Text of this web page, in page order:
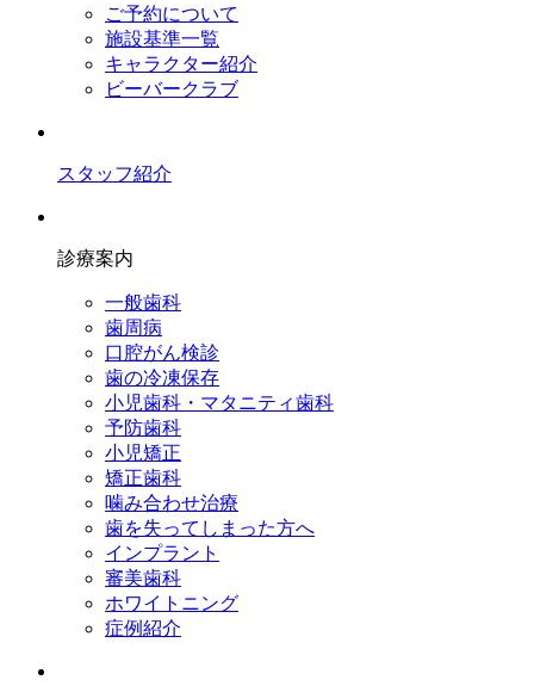
ご予約について
施設基準一覧
キャラクター紹介
ビーバークラブ
スタッフ紹介
診療案内
一般歯科
歯周病
口腔がん検診
歯の冷凍保存
小児歯科・マタニティ歯科
予防歯科
小児矯正
矯正歯科
噛み合わせ治療
歯を失ってしまった方へ
インプラント
審美歯科
ホワイトニング
症例紹介